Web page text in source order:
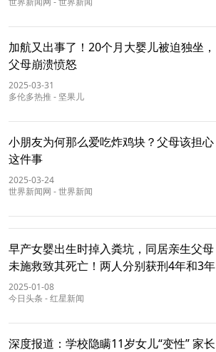
加航又出事了！20个月大婴儿被迫独坐，
父母崩溃愤怒
2025-03-31
多伦多热推 - 坚果儿
小朋友为何那么爱吃炸鸡块？父母该担心
这件事
2025-03-24
世界新闻网 -世界新闻
早产女婴出生时掉入粪坑，同居亲生父母
未施救致其死亡！两人分别获刑4年和3年
2025-01-08
今日头条 -红星新闻
深度报道：学校隐瞒11岁女儿“变性” 家长